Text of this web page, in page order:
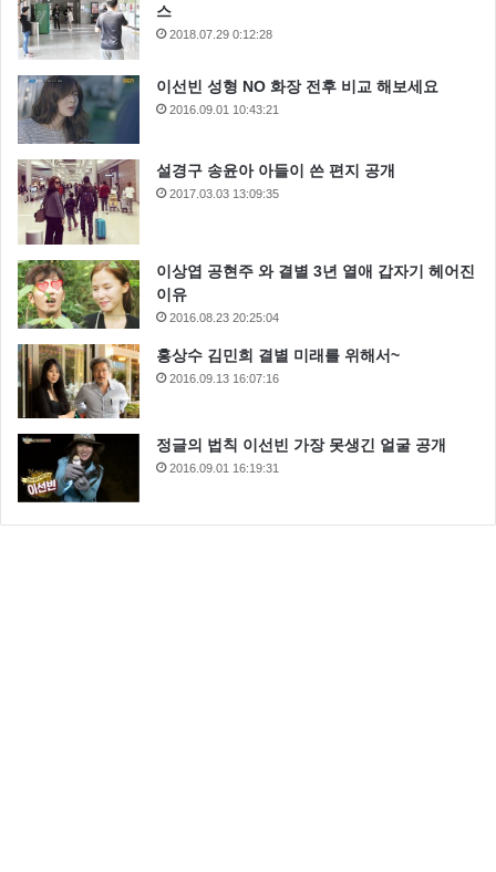
하지만 지금은 서지혜가 많이 도와줘서 빚도 많이 갚고
좋아 지셨다고 합니다.
가끔은 언제까지 내가 이렇게 가족을 다 이렇게 캐어를
해야 하는 생각도 들때도 있는데 나이가 들면서 그래도
내편은 가족이다 이다 라는 생각을 많이 했다고 합니다.
스
2018.07.29 0:12:28
이선빈 성형 NO 화장 전후 비교 해보세요
2016.09.01 10:43:21
설경구 송윤아 아들이 쓴 편지 공개
2017.03.03 13:09:35
이상엽 공현주 와 결별 3년 열애 갑자기 헤어진
이유
2016.08.23 20:25:04
홍상수 김민희 결별 미래를 위해서~
2016.09.13 16:07:16
정글의 법칙 이선빈 가장 못생긴 얼굴 공개
2016.09.01 16:19:31